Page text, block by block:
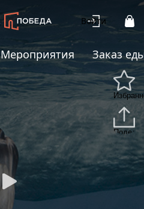
Войти
Мероприятия
Заказ